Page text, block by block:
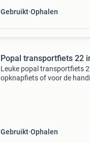
Gebruikt Ophalen
Popal transportfiets 22
Leuke popal transportfiets
opknapfiets of voor de
Gebruikt Ophalen